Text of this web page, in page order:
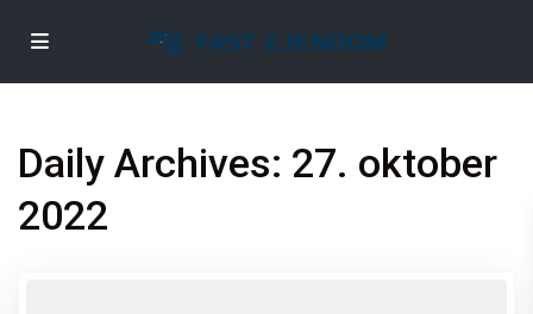
Daily Archives: 27. oktober
2022